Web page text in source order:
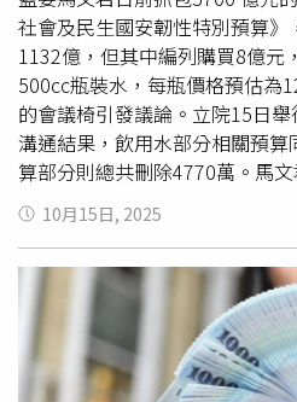
孟楷、楊瓊瓔等人。洪孟楷版本
或使動物遭受傷害，致其肢體
失，有任一情事者，處6個月以
也提高至30萬至300萬。林思銘
刑期調高至5年，不過罰金起跳
與郭昱晴同調，將最高刑責提高
台幣30萬元以上、300萬元以下。
社會及民生國安韌性特別預算
1132億，但其中編列購買8億元
500cc瓶裝水，每瓶價格預估為
的會議椅引發議論。立院15日
溝通結果，飲用水部分相關預
算部分則總共刪除4770萬。馬
作戰中心要購買每張5萬元的長
更新預算為3045萬元，會議桌
防部因應囤儲戰備用水，要編
長效期的500cc瓶裝水，每瓶價
購金額的12倍。據了解，高經
大輿論壓力，就連綠營都無法
好處理」，國防部各單位也於
10月15日, 2025